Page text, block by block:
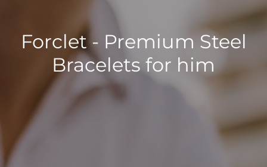
Forclet - Premium Steel
Bracelets for him